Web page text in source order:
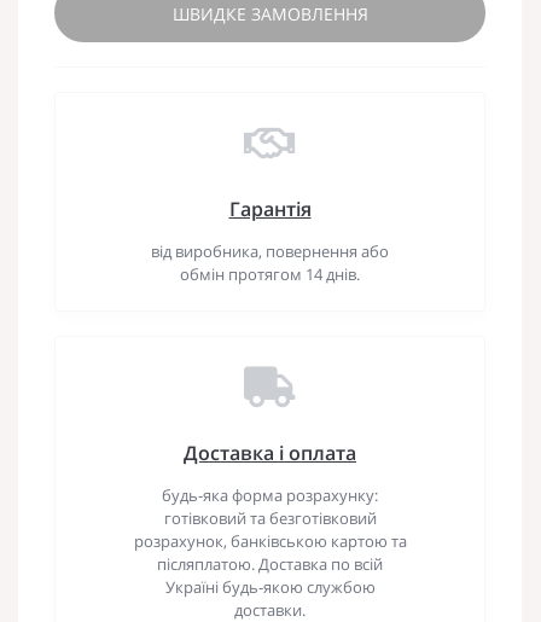
ШВИДКЕ ЗАМОВЛЕННЯ
Гарантія
від виробника, повернення або
обмін протягом 14 днів.
Доставка і оплата
будь-яка форма розрахунку:
готівковий та безготівковий
розрахунок, банківською картою та
післяплатою. Доставка по всій
Україні будь-якою службою
доставки.